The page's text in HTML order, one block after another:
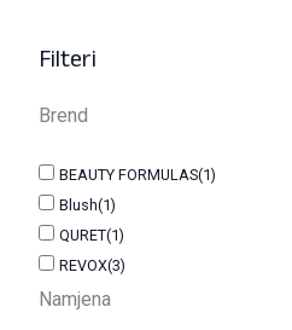
Filteri
Brend
BEAUTY FORMULAS(1)
Blush(1)
QURET(1)
REVOX(3)
Namjena